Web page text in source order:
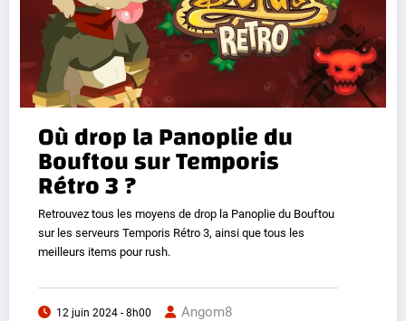
Où drop la Panoplie du
Bouftou sur Temporis
Rétro 3 ?
Retrouvez tous les moyens de drop la Panoplie du Bouftou
sur les serveurs Temporis Rétro 3, ainsi que tous les
meilleurs items pour rush.
12 juin 2024 - 8h00 Angom8